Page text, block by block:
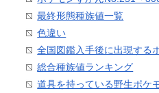
最終形態種族値一覧
色違い
全国図鑑入手後に出現する
総合種族値ランキング
道具を持っている野生ポケ